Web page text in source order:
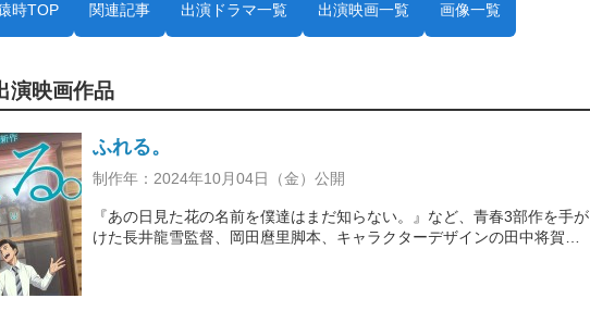
時TOP 関連記事 出演ドラマ一覧 出演映画一覧 画像一覧
演映画作品
ふれる。
制作年：2024年10月04日（金）公開
『あの日見た花の名前を僕達はまだ知らない。』など、青春3部作を手が
けた長井龍雪監督、岡田麿里脚本、キャラクターデザインの田中将賀が